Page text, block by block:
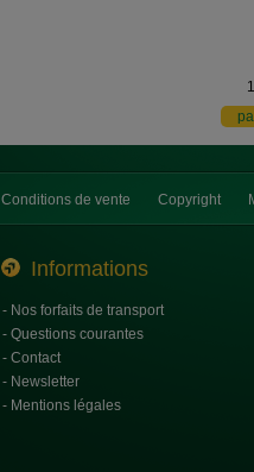
1
Conditions de vente Copyright
Informations
- Nos forfaits de transport
- Questions courantes
- Contact
- Newsletter
- Mentions légales